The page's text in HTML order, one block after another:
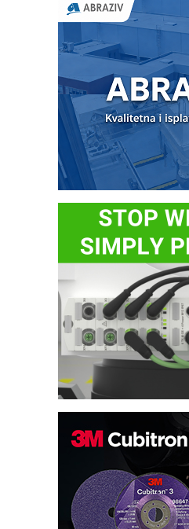
Potpuna efikasnost
sistema
Trajna oznaka kao
Bezbednost na